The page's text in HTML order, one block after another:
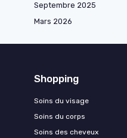
Septembre 2025
Mars 2026
Shopping
Soins du visage
Soins du corps
Soins des cheveux